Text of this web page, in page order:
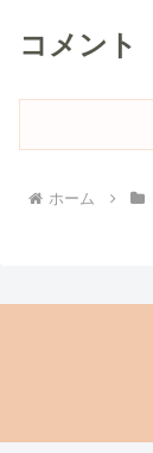
コメント
ホーム